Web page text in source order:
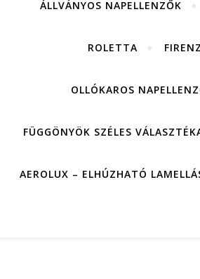
ÁLLVÁNYOS NAPELLENZŐK
ROLETTA
OLLÓKAROS
FÜGGÖNYÖK SZÉLES
AEROLUX – ELHÚZHATÓ